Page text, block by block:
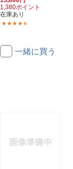
1,380ポイント
在庫あり
一緒に買う